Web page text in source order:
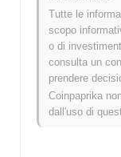
sostenibile per
progetto ha
importanti
aumentare la
Cosa ci
DYM DAO si sta
delineato nel suo
Tutte le
scopo
o di
consulta un
prendere
Coinpaprika
dall'uso di